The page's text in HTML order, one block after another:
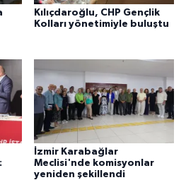
Kılıçdaroğlu, CHP Gençlik
Kolları yönetimiyle buluştu
İzmir Karabağlar
Meclisi'nde komisyonlar
yeniden şekillendi